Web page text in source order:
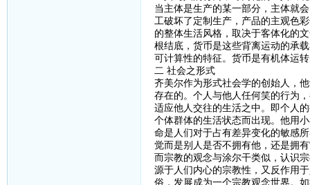
当主体是生产的某一部分，主体就
工破坏了定制生产，产品的主观色
的整体生活风格，取决于客体化的
根结底，货币是这些背离运动的承
可计算性的特征。货币是有机体运
二 社会之形式
齐美尔作为形式社会学的创始人，
存在的。个人与他人任何笑的行为
适应他人交往的生活之中。即个人
个体群体的生活状态而出现。他用
命是人们对于占有差异变化的敏感
觉而是别人是否不拥有他，还是拥
而宗教的观念与涂尔干类似，认识
源于人们内心的宗教性，又反作用
俗，发展成为一个宗教观念世界。